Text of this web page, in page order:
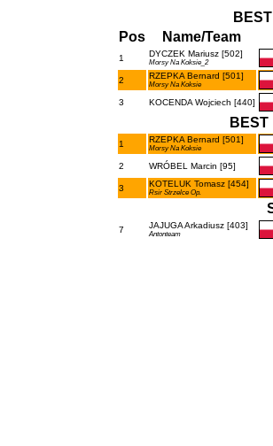
Pos
Name/Team
1 DYCZEK Mariusz [502]
Morsy Na Koksie_2
2 RZEPKA Bernard [501]
Morsy Na Koksie
3 KOCENDA Wojciech [440]
BEST
1 RZEPKA Bernard [501]
Morsy Na Koksie
2 WRÓBEL Marcin [95]
3 KOTELUK Tomasz [454]
Rsir Strzelce Op.
7 JAJUGA Arkadiusz [403]
Antonteam